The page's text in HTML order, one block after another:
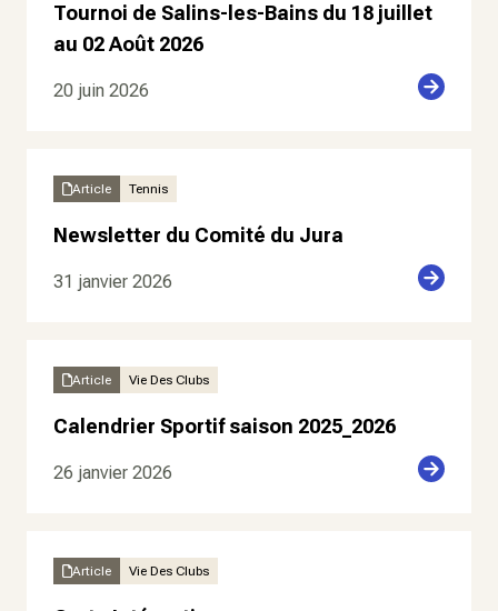
Tournoi de Salins-les-Bains du 18 juillet
au 02 Août 2026
20 juin 2026
Article Tennis
Newsletter du Comité du Jura
31 janvier 2026
Article Vie Des Clubs
Calendrier Sportif saison 2025_2026
26 janvier 2026
Article Vie Des Clubs